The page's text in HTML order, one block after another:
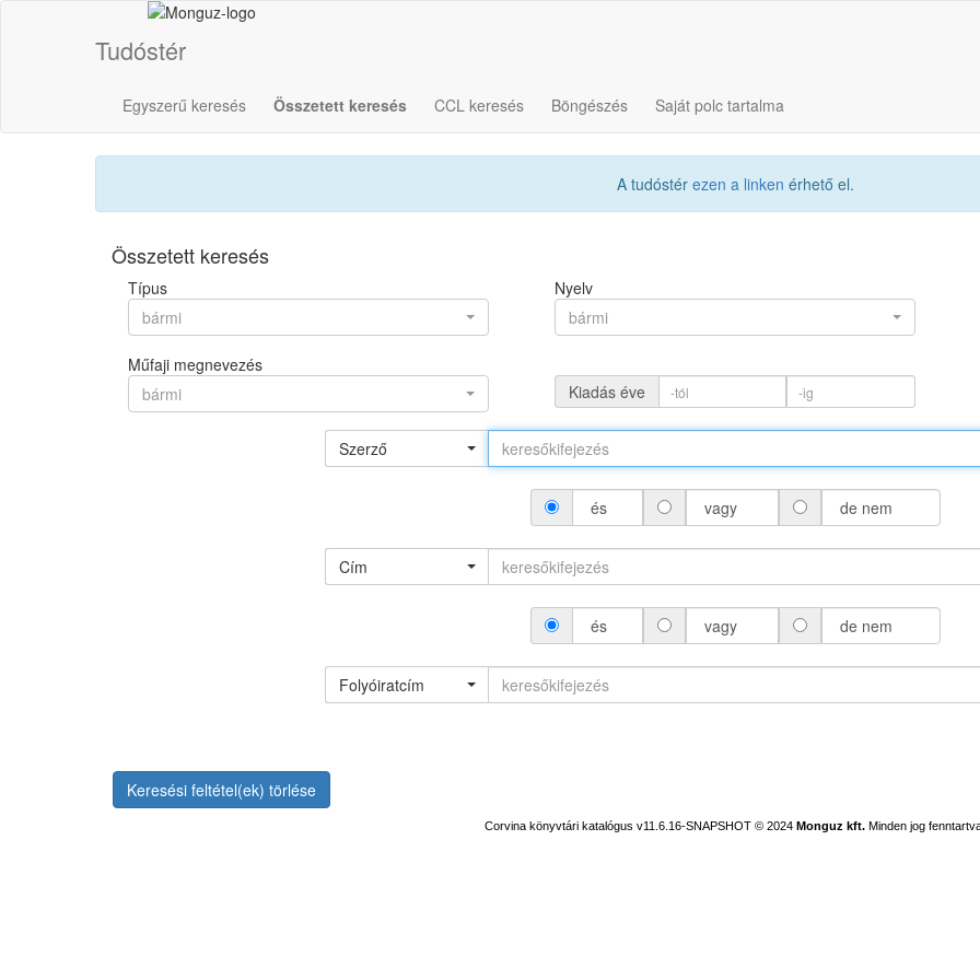
Tudóstér
Egyszerű keresés Összetett keresés CCL keresés Böngészés Saját polc tartalma
A tudóstér ezen a linken érhető el.
Összetett keresés
Típus
bármi
Nyelv
bármi
Műfaji megnevezés
bármi
Kiadás éve
Szerző
és vagy de nem
Cím
és vagy de nem
Folyóiratcím
Keresési feltétel(ek) törlése
Corvina könyvtári katalógus v11.6.16-SNAPSHOT © 2024 Monguz kft. Minden jog